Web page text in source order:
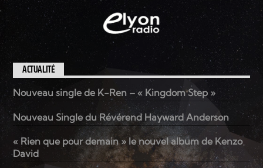
ACTUALITÉ
Nouveau single de K-Ren – « Kingdom Step »
Nouveau Single du Révérend Hayward Anderson
« Rien que pour demain » le nouvel album de Kenzo
David